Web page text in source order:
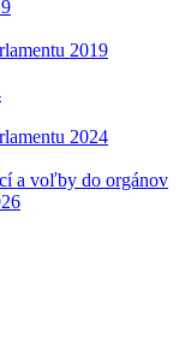
2019
2024
a voľby do orgánov